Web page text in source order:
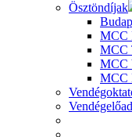
Ösztöndíjak
MCC
MCC
MCC
MCC